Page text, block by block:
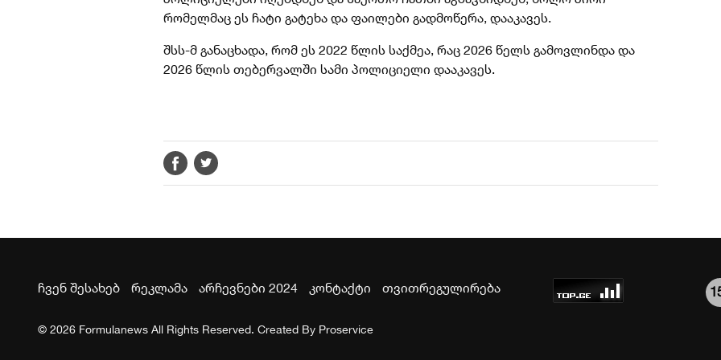
რომელმაც ეს ჩატი გატეხა და ფაილები გადმოწერა, დააკავეს.
შსს-მ განაცხადა, რომ ეს 2022 წლის საქმეა, რაც 2026 წელს გამოვლინდა და
2026 წლის თებერვალში სამი პოლიციელი დააკავეს.
ჩვენ შესახებ რეკლამა არჩევნები 2024 კონტაქტი თვითრეგულირება
© 2026 Formulanews All Rights Reserved. Created By Proservice